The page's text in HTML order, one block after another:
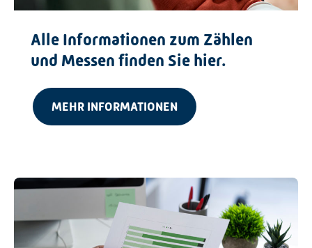
Alle Informationen zum Zählen
und Messen finden Sie hier.
MEHR INFORMATIONEN